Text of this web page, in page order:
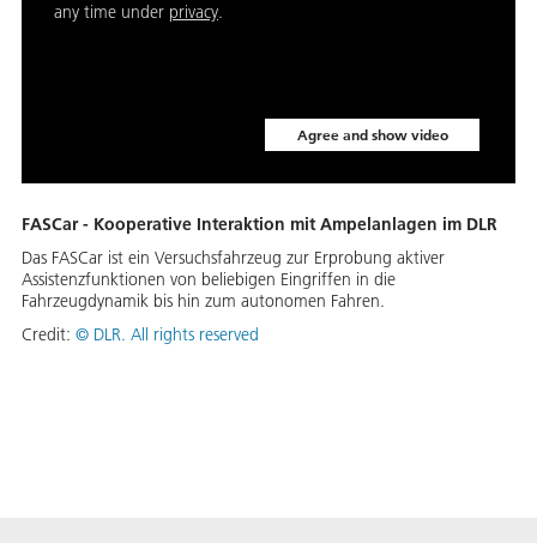
any time under privacy.
Agree and show video
FASCar - Kooperative Interaktion mit Ampelanlagen im DLR
Das FASCar ist ein Versuchsfahrzeug zur Erprobung aktiver
Assistenzfunktionen von beliebigen Eingriffen in die
Fahrzeugdynamik bis hin zum autonomen Fahren.
Credit: © DLR. All rights reserved